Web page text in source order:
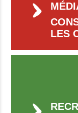
LES